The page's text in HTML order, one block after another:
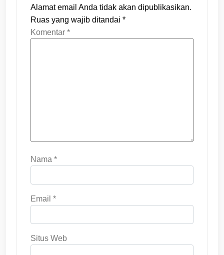
Alamat email Anda tidak akan dipublikasikan.
Ruas yang wajib ditandai *
Komentar *
Nama *
Email *
Situs Web